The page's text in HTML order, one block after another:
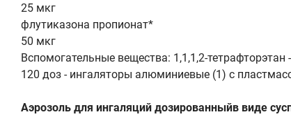
25 мкг
флутиказона пропионат*
50 мкг
Вспомогательные вещества: 1,1,1,2-тетрафторэтан
120 доз - ингаляторы алюминиевые (1) с
Аэрозоль для ингаляций дозированныйв виде